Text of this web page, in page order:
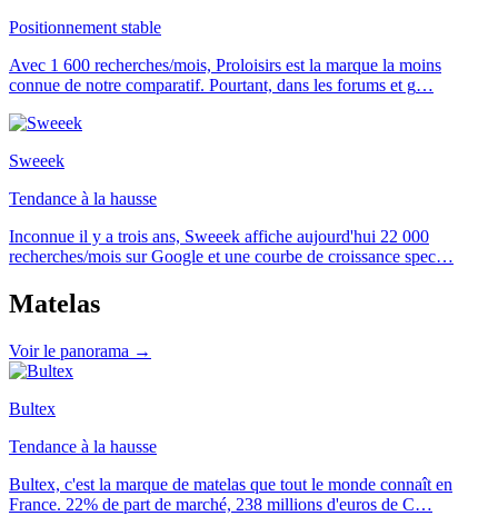
Positionnement stable
Avec 1 600 recherches/mois, Proloisirs est la marque la moins
connue de notre comparatif. Pourtant, dans les forums et g…
Sweeek
Tendance à la hausse
Inconnue il y a trois ans, Sweeek affiche aujourd'hui 22 000
recherches/mois sur Google et une courbe de croissance spec…
Matelas
Voir le panorama →
Bultex
Tendance à la hausse
Bultex, c'est la marque de matelas que tout le monde connaît en
France. 22% de part de marché, 238 millions d'euros de C…